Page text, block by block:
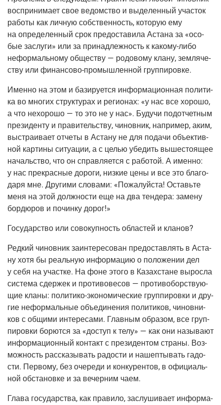
вос­при­ни­ма­ет свое ведом­ство и выде­лен­ный уча­сток
рабо­ты как лич­ную соб­ствен­ность, кото­рую ему
на опре­де­лен­ный срок предо­ста­ви­ла Аста­на за «осо­
бые заслу­ги» или за при­над­леж­ность к како­му-либо
нефор­маль­но­му обще­ству — родо­во­му кла­ну, зем­ля­че­
ству или финан­со­во-про­мыш­лен­ной группировке.
Имен­но на этом и бази­ру­ет­ся инфор­ма­ци­он­ная поли­ти­
ка во мно­гих струк­ту­рах и реги­о­нах: «у нас все хоро­шо,
а что нехо­ро­шо — то это не у нас». Будучи под­от­чет­ным
пре­зи­ден­ту и пра­ви­тель­ству, чинов­ник, напри­мер, аким,
выстра­и­ва­ет отче­ты в Аста­ну не для пода­чи объ­ек­тив­
ной кар­ти­ны ситу­а­ции, а с целью убе­дить выше­сто­я­щее
началь­ство, что он справ­ля­ет­ся с рабо­той. А имен­но:
у нас пре­крас­ные доро­ги, низ­кие цены и все это бла­го­
да­ря мне. Дру­ги­ми сло­ва­ми: «Пожа­луй­ста! Оставь­те
меня на этой долж­но­сти еще на два тен­де­ра: заме­ну
бор­дю­ров и почин­ку дорог!»
Госу­дар­ство или сово­куп­ность обла­стей и кланов?
Ред­кий чинов­ник заин­те­ре­со­ван предо­став­лять в Аста­
ну хотя бы реаль­ную инфор­ма­цию о поло­же­нии дел
у себя на участ­ке. На фоне это­го в Казах­стане вырос­ла
систе­ма сдер­жек и про­ти­во­ве­сов — про­ти­во­бор­ству­ю­
щие кла­ны: поли­ти­ко-эко­но­ми­че­ские груп­пи­ров­ки и дру­
гие нефор­маль­ные объ­еди­не­ния поли­ти­ков, чинов­ни­
ков с общи­ми инте­ре­са­ми. Глав­ным обра­зом, все груп­
пи­ров­ки борют­ся за «доступ к телу» — как они назы­ва­ют
инфор­ма­ци­он­ный кон­такт с пре­зи­ден­том стра­ны. Воз­
мож­ность рас­ска­зы­вать радо­сти и нашеп­ты­вать гадо­
сти. Пер­во­му, без оче­ре­ди и кон­ку­рен­тов, в офи­ци­аль­
ной обста­нов­ке и за вечер­ним чаем.
Гла­ва госу­дар­ства, как пра­ви­ло, заслу­ши­ва­ет инфор­ма­